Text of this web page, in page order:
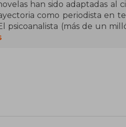
han sido adaptadas al
como periodista en
psicoanalista (más de un
Jaque al psicoanalista, va